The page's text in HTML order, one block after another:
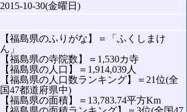
2015-10-30(金曜日)
【福島県のふりがな】＝「ふくしまけ
ん」
【福島県の寺院数】＝1,530カ寺
【福島県の人口】＝1,914,039人
【福島県の人口数ランキング】＝21位(全
国47都道府県中)
【福島県の面積】＝13,783.74平方Km